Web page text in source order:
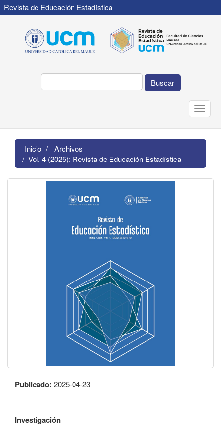
Revista de Educación Estadística
principal
Contenido
principal
Buscar
Toggle
Inicio
Archivos
Vol. 4 (2025): Revista de Educación Estadística
Publicado: 2025-04-23
Investigación